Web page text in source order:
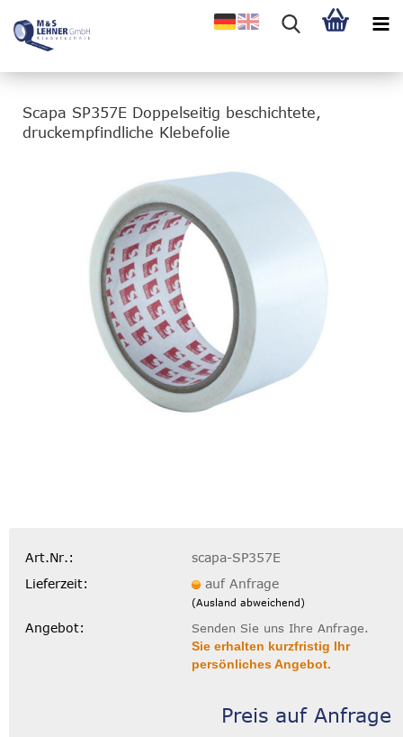
Scapa SP357E Doppelseitig beschichtete,
druckempfindliche Klebefolie
Art.Nr.:
scapa-SP357E
Lieferzeit:
auf Anfrage
(Ausland abweichend)
Angebot:
Senden Sie uns Ihre Anfrage.
Sie erhalten kurzfristig Ihr
persönliches Angebot.
Preis auf Anfrage